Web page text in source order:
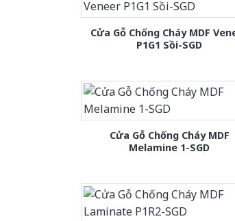
Cửa Gỗ Chống Cháy MDF
P1G1 Sồi-SGD
Cửa Gỗ Chống Cháy MDF
Melamine 1-SGD